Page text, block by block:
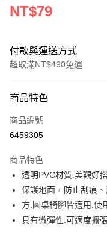
NT$79
付款與運送方式
超取滿NT$490免運
信用卡一次付款
信用卡分期付款
合作金庫商業銀行
華南商業銀行
上海商業儲蓄銀行
國泰世華商業銀行
臺灣中小企業銀行
6 期 0 利率 每期
華南商業銀行
上海商業儲蓄銀行
國泰世華商業銀行
12 期 0 利率 每期
合作金庫商業銀行
上海商業儲蓄銀行
超商取貨付款
LINE Pay
商品特色
商品編號
6459305
商品特色
透明PVC材質.美觀好
保護地面，防止刮痕
方.圓桌椅腳皆適用.使
具有微彈性.可適度擴